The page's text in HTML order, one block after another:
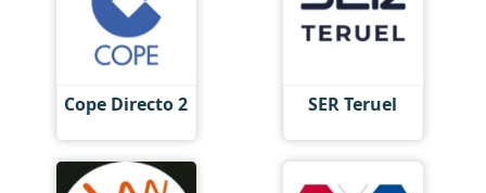
Cope Directo 2 SER Teruel